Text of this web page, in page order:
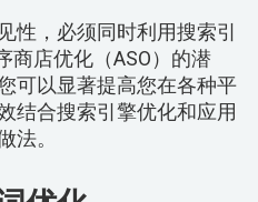
性，必须同时利用搜索引
商店优化（ASO）的潜
可以显著提高您在各种平
结合搜索引擎优化和应用
法。